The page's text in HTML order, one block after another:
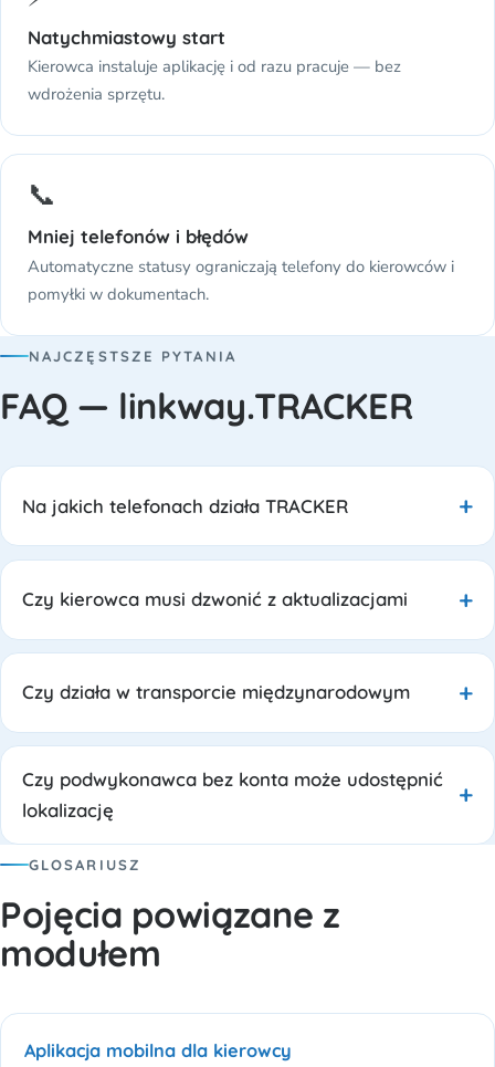
Natychmiastowy start
Kierowca instaluje aplikację i od razu pracuje — bez
wdrożenia sprzętu.
📞
Mniej telefonów i błędów
Automatyczne statusy ograniczają telefony do kierowców i
pomyłki w dokumentach.
NAJCZĘSTSZE PYTANIA
FAQ — linkway.TRACKER
Na jakich telefonach działa TRACKER
Czy kierowca musi dzwonić z aktualizacjami
Czy działa w transporcie międzynarodowym
Czy podwykonawca bez konta może udostępnić
lokalizację
GLOSARIUSZ
Pojęcia powiązane z
modułem
Aplikacja mobilna dla kierowcy